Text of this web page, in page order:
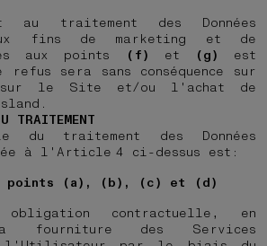
au traitement des Données
fins de marketing et de
aux points
(f) et (g) est
sera sans conséquence sur
le Site et/ou l'achat de
TRAITEMENT
du traitement des Données
à l'Article 4 ci-dessus est:
points (a), (b), (c) et (d)
obligation contractuelle, en
fourniture des Services